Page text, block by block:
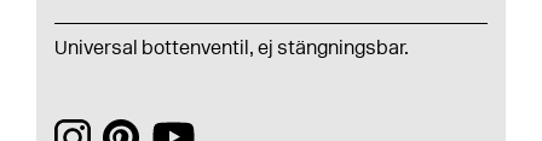
Universal bottenventil, ej stängningsbar.